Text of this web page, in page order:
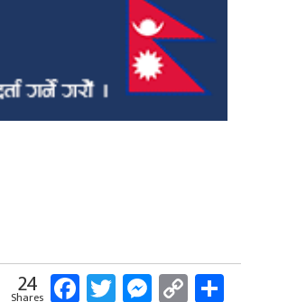
24
Shares Facebook
Twitter
Messenger
Copy